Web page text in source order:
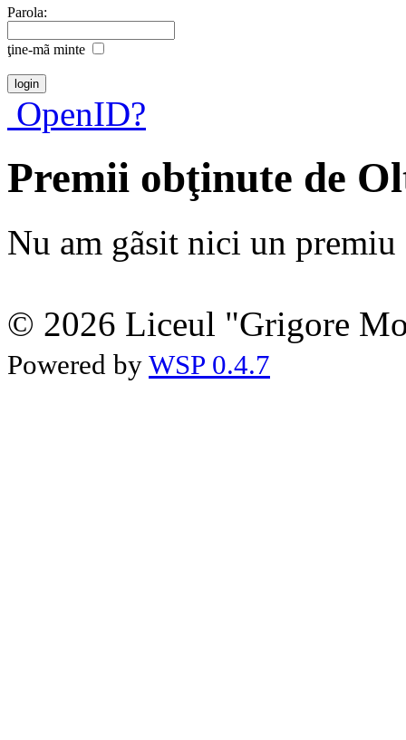
Parola:
ţine-mã minte
OpenID?
Premii obţinute de
Nu am gãsit nici un premiu
© 2026 Liceul "Grigore
Powered by WSP 0.4.7